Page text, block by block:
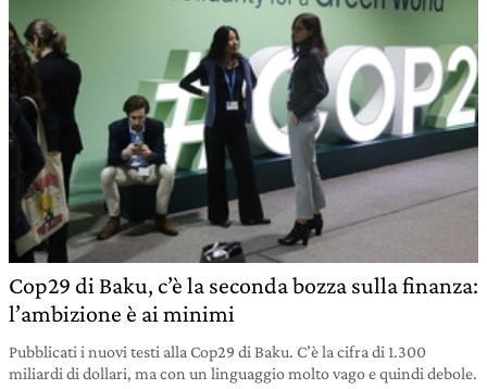
Cop29 di Baku, c’è la seconda bozza sulla finanza:
l’ambizione è ai minimi
Pubblicati i nuovi testi alla Cop29 di Baku. C’è la cifra di 1.300
miliardi di dollari, ma con un linguaggio molto vago e quindi debole.